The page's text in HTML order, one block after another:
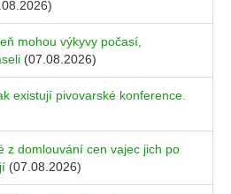
mohou výkyvy počasí,
(07.08.2026)
existují pivovarské konference.
z domlouvání cen vajec jich po
(07.08.2026)